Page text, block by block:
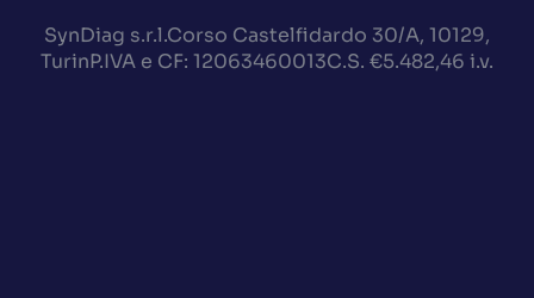
SynDiag s.r.l.Corso Castelfidardo 30/A, 10129,
TurinP.IVA e CF: 12063460013C.S. €5.482,46 i.v.